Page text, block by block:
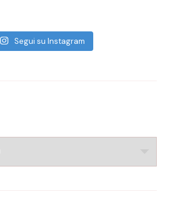
Segui su Instagram